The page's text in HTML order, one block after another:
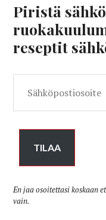
Piristä
reseptit
TILAA
En jaa osoitettasi koskaan
vain.